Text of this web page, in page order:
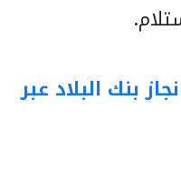
بنك البلاد عبر